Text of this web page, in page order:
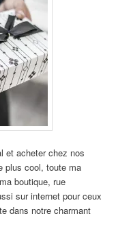
et acheter chez nos
plus cool, toute ma
boutique, rue
sur internet pour ceux
dans notre charmant